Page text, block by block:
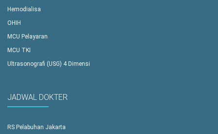
Hemodialisa
OHIH
MCU Pelayaran
MCU TKI
Ultrasonografi (USG) 4 Dimensi
JADWAL DOKTER
RS Pelabuhan Jakarta